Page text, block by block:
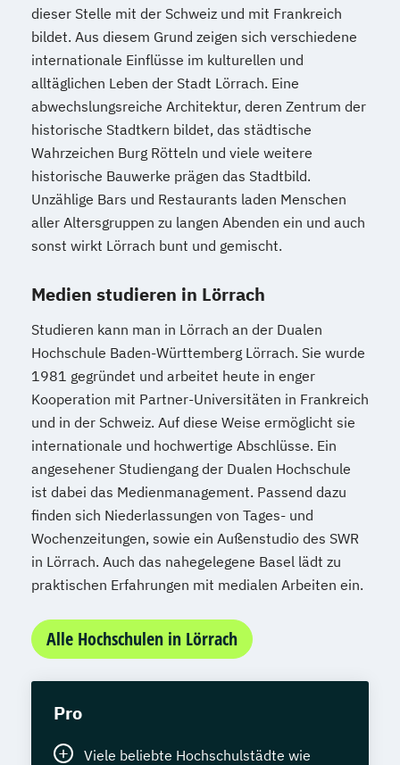
dieser Stelle mit der Schweiz und mit Frankreich
bildet. Aus diesem Grund zeigen sich verschiedene
internationale Einflüsse im kulturellen und
alltäglichen Leben der Stadt Lörrach. Eine
abwechslungsreiche Architektur, deren Zentrum der
historische Stadtkern bildet, das städtische
Wahrzeichen Burg Rötteln und viele weitere
historische Bauwerke prägen das Stadtbild.
Unzählige Bars und Restaurants laden Menschen
aller Altersgruppen zu langen Abenden ein und auch
sonst wirkt Lörrach bunt und gemischt.
Medien studieren in Lörrach
Studieren kann man in Lörrach an der Dualen
Hochschule Baden-Württemberg Lörrach. Sie wurde
1981 gegründet und arbeitet heute in enger
Kooperation mit Partner-Universitäten in Frankreich
und in der Schweiz. Auf diese Weise ermöglicht sie
internationale und hochwertige Abschlüsse. Ein
angesehener Studiengang der Dualen Hochschule
ist dabei das Medienmanagement. Passend dazu
finden sich Niederlassungen von Tages- und
Wochenzeitungen, sowie ein Außenstudio des SWR
in Lörrach. Auch das nahegelegene Basel lädt zu
praktischen Erfahrungen mit medialen Arbeiten ein.
Alle Hochschulen in Lörrach
Pro
Viele beliebte Hochschulstädte wie